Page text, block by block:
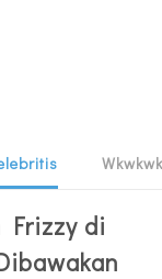
Wkwkwk
Frizzy di